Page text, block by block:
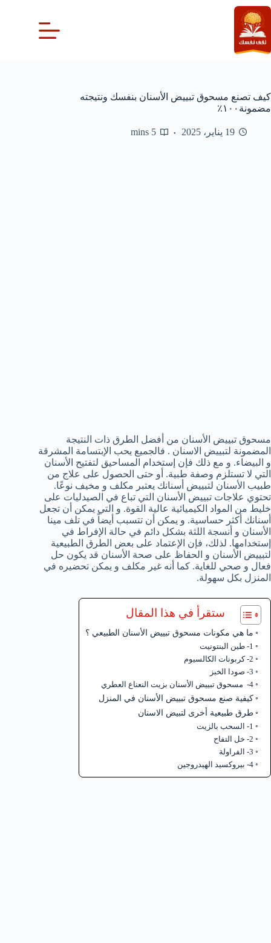
التجاوز
إلى
المحتوى
كيف تصنع مسحوق تبييض الأسنان بنفسك ونتيجته
مضمونة١٠٠٪
19 يناير، 2025 5 mins
مسحوق تبييض الأسنان من أفضل الطرق ذات النتيجة
المضمونة لتبييض الاسنان . فالجميع يحب الإبتسامة المشرقة
و البيضاء. و مع ذلك فإن إستخدام المساحيق لتفتيح الأسنان
التي لا تستلزم وصفة طبية. أو حتى الحصول على علاج من
طبيب الأسنان لتبييض أسنانك يعتبر مكلف و مخيف نوعًا.
تحتوي علاجات تبييض الأسنان التي تباع في الصيدليات على
خليط من المواد الكيميائية عالية القوة. و التي يمكن أن تجعل
أسنانك أكثر حساسية. و يمكن أن تتسبب أيضاً في تلف مينا
الأسنان و أنسجة اللثة بشكل دائم في حالة الإفراط في
إستخدامها. لذلك، فإن الإعتماد على بعض الطرق الطبيعية
لتبييض الأسنان و الحفاظ على صحة الأسنان قد يكون حل
فعال و صحي للغاية. كما أنه غير مكلف و يمكن تحضيره في
المنزل بكل سهولة.
ستقرأ في هذا المقال
ما هي مكونات مسحوق تبييض الأسنان الطبيعي ؟
1- طين البنتونيت
2- كربونات الكالسيوم
3- صودا الخبز
4- مسحوق تبييض الأسنان بزيت النعناع العطري
كيفية صنع مسحوق تبييض الأسنان في المنزل
طرق طبيعية أخرى لتبيض الاسنان
1- السحب بالزيت
2- خل التفاح
3- الفراولة
4- بيروكسيد الهيدروجين